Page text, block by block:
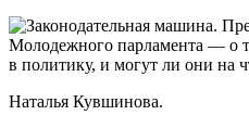
Наталья Кувшинова.